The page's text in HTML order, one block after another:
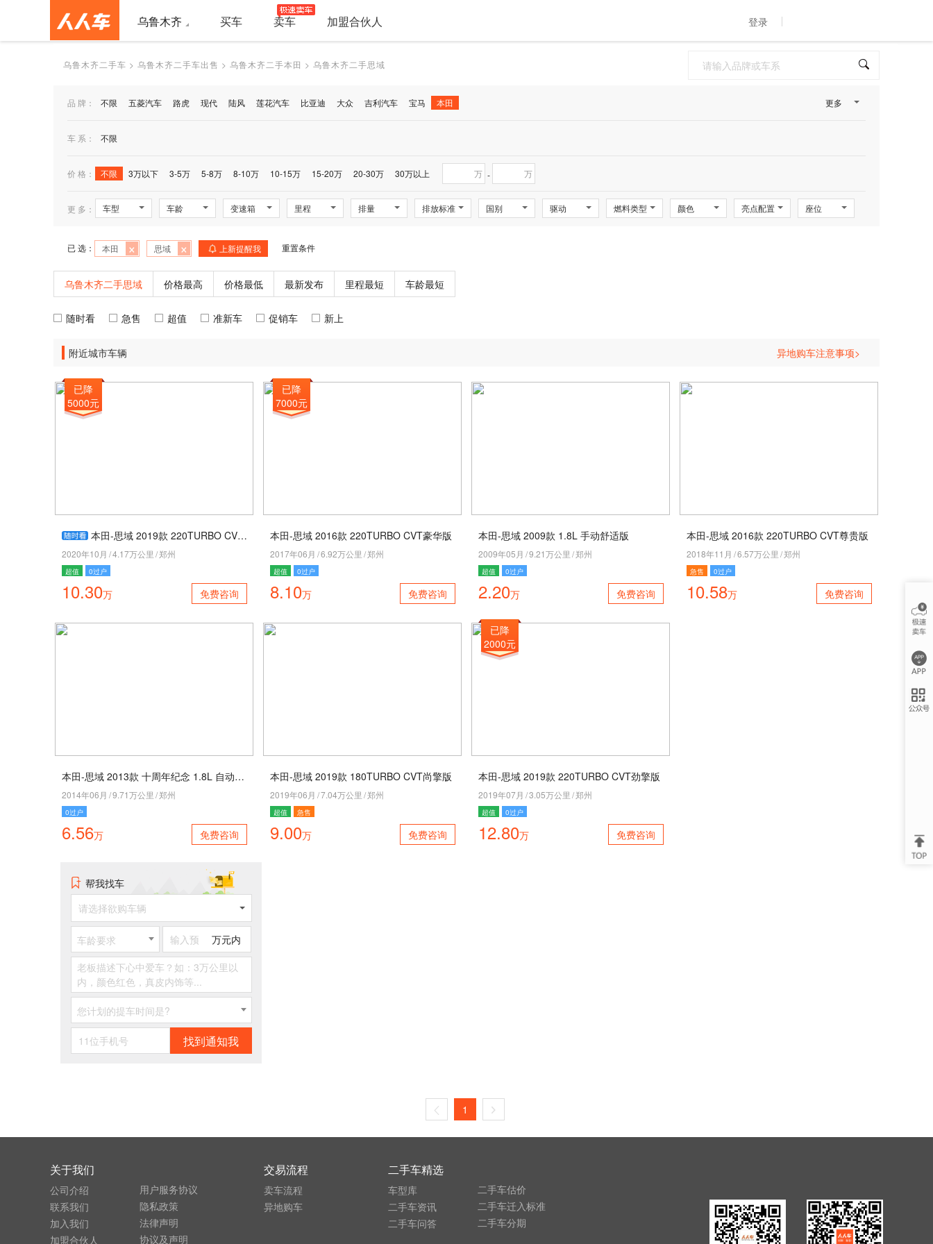
乌鲁木齐 买车 卖车 加盟合伙人 登录
乌鲁木齐二手车 > 乌鲁木齐二手车出售 > 乌鲁木齐二手本田 > 乌鲁木齐二手思域
品 牌： 不限 五菱汽车 路虎 现代 陆风 莲花汽车 比亚迪 大众 吉利汽车 宝马 本田 更多
车 系： 不限
价 格： 不限 3万以下 3-5万 5-8万 8-10万 10-15万 15-20万 20-30万 30万以上 万 - 万
更 多： 车型 车龄 变速箱 里程 排量 排放标准 国别 驱动 燃料类型 颜色 亮点配置 座位
已 选： 本田 × 思域 × 上新提醒我 重置条件
乌鲁木齐二手思域 价格最高 价格最低 最新发布 里程最短 车龄最短
随时看 急售 超值 准新车 促销车 新上
附近城市车辆 异地购车注意事项>
已降
5000元
本田-思域 2019款 220TURBO CVT劲动版
2020年10月 /4.17万公里 /郑州
超值 0过户
10.30万 免费咨询
已降
7000元
本田-思域 2016款 220TURBO CVT豪华版
2017年06月 /6.92万公里 /郑州
超值 0过户
8.10万 免费咨询
本田-思域 2009款 1.8L 手动舒适版
2009年05月 /9.21万公里 /郑州
超值 0过户
2.20万 免费咨询
本田-思域 2016款 220TURBO CVT尊贵版
2018年11月 /6.57万公里 /郑州
急售 0过户
10.58万 免费咨询
本田-思域 2013款 十周年纪念 1.8L 自动豪华版
2014年06月 /9.71万公里 /郑州
0过户
6.56万 免费咨询
本田-思域 2019款 180TURBO CVT尚擎版
2019年06月 /7.04万公里 /郑州
超值 急售
9.00万 免费咨询
已降
2000元
本田-思域 2019款 220TURBO CVT劲擎版
2019年07月 /3.05万公里 /郑州
超值 0过户
12.80万 免费咨询
帮我找车
请选择欲购车辆
车龄要求 万元内
您计划的提车时间是?
找到通知我
1
关于我们
公司介绍
联系我们
加入我们
加盟合伙人
用户服务协议
隐私政策
法律声明
协议及声明
交易流程
卖车流程
异地购车
二手车精选
车型库
二手车资讯
二手车问答
二手车估价
二手车迁入标准
二手车分期